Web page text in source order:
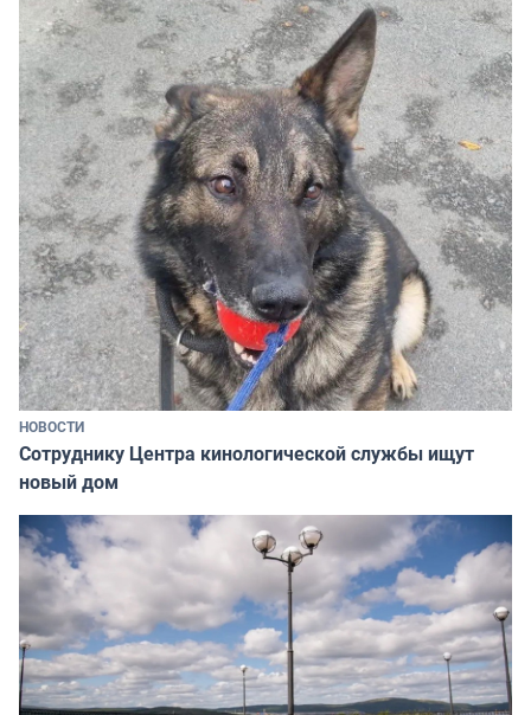
НОВОСТИ
Сотруднику Центра кинологической службы ищут
новый дом